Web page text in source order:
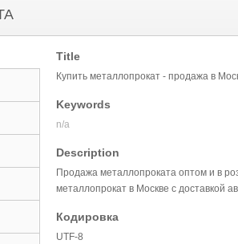
Title
Купить металлопрокат - продажа в
Keywords
n/a
Description
Продажа металлопроката оптом и в
металлопрокат в Москве с доставкой
Кодировка
UTF-8